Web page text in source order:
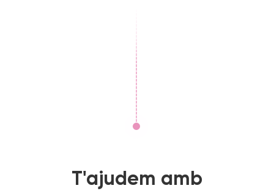
T'ajudem amb